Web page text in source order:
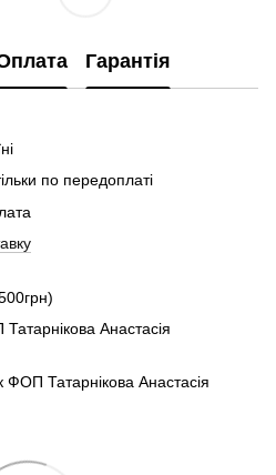
Гарантія
по передоплаті
Анастасія
ФОП Татарнікова Анастасія